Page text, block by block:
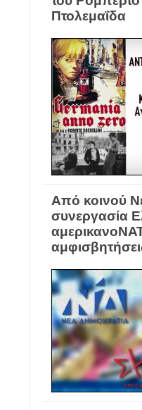
Πτολεμαΐδα
Από κοινού
συνεργασία